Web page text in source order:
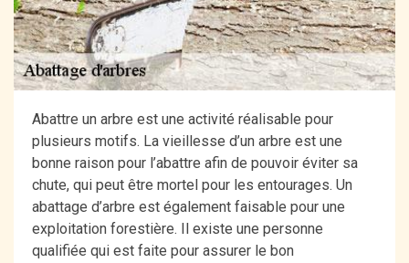
Abattre un arbre est une activité réalisable pour
plusieurs motifs. La vieillesse d’un arbre est une
bonne raison pour l’abattre afin de pouvoir éviter sa
chute, qui peut être mortel pour les entourages. Un
abattage d’arbre est également faisable pour une
exploitation forestière. Il existe une personne
qualifiée qui est faite pour assurer le bon